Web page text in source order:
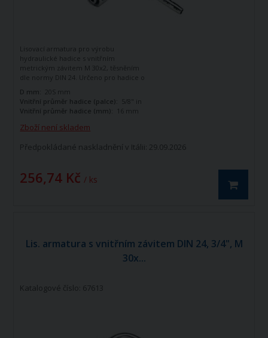
Zboží není skladem
Předpokládané naskladnění v Itálii: 29.09.2026
256,74 Kč / ks
Lisovací armatura pro výrobu
hydraulické hadice s vnitřním
metrickým závitem M 30x2, těsněním
dle normy DIN 24. Určeno pro hadice o
stupňů.
D mm:
20S mm
Vnitřní průměr hadice (palce):
5/8" in
Vnitřní průměr hadice (mm):
16 mm
Lis. armatura s vnitřním závitem DIN 24, 3/4", M
30x...
Katalogové číslo: 67613